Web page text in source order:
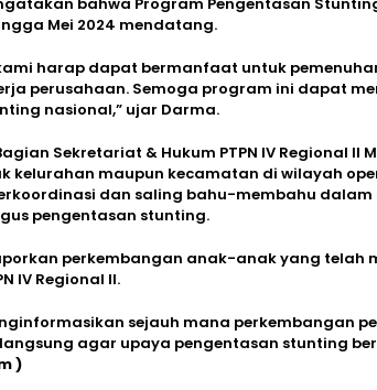
Mei 2024 mendatang.
harap dapat bermanfaat untuk
perusahaan. Semoga program ini dapat
nasional,” ujar Darma.
Sekretariat & Hukum PTPN IV Regional II
kelurahan maupun kecamatan di wilayah
dan saling bahu-membahu
pengentasan stunting.
perkembangan anak-anak yang telah
IV Regional II.
sejauh mana perkembangan
agar upaya pengentasan stunting
)